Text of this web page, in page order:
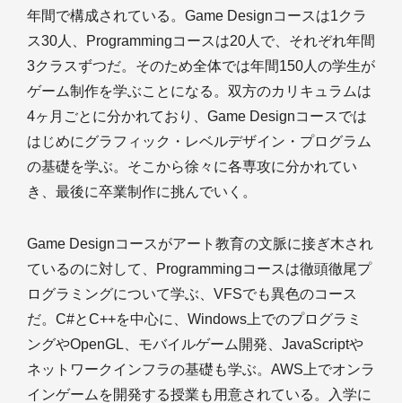
年間で構成されている。Game Designコースは1クラ
ス30人、Programmingコースは20人で、それぞれ年間
3クラスずつだ。そのため全体では年間150人の学生が
ゲーム制作を学ぶことになる。双方のカリキュラムは
4ヶ月ごとに分かれており、Game Designコースでは
はじめにグラフィック・レベルデザイン・プログラム
の基礎を学ぶ。そこから徐々に各専攻に分かれてい
き、最後に卒業制作に挑んでいく。
Game Designコースがアート教育の文脈に接ぎ木され
ているのに対して、Programmingコースは徹頭徹尾プ
ログラミングについて学ぶ、VFSでも異色のコース
だ。C#とC++を中心に、Windows上でのプログラミ
ングやOpenGL、モバイルゲーム開発、JavaScriptや
ネットワークインフラの基礎も学ぶ。AWS上でオンラ
インゲームを開発する授業も用意されている。入学に